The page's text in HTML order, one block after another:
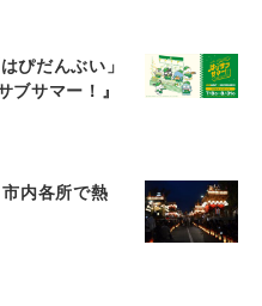
ぴだんぶい」
ブサマー！』
内各所で熱